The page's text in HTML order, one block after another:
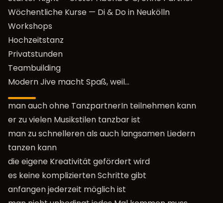
Wöchentliche Kurse — Di & Do in Neukölln
Workshops
Hochzeitstanz
Privatstunden
Teambuilding
Modern Jive macht Spaß, weil…
man auch ohne TanzpartnerIn teilnehmen kann
er zu vielen Musikstilen tanzbar ist
man zu schnelleren als auch langsamen Liedern
tanzen kann
die eigene Kreativität gefördert wird
es keine komplizierten Schritte gibt
anfangen jederzeit möglich ist